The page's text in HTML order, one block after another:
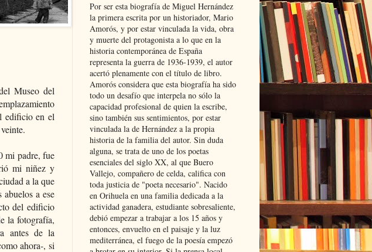
Museo del
edificio en el
mi padre, fue
mi niñez y
a la que
a ese
del edificio
la fotografía,
antes de la
ahora-, si
Por ser esta biografía de Miguel Hernández
la primera escrita por un historiador, Mario
Amorós, y por estar vinculada la vida, obra
y muerte del protagonista a lo que en la
historia contemporánea de España
representa la guerra de 1936-1939, el autor
acertó plenamente con el título de libro.
Amorós considera que esta biografía ha sido
todo un desafío que interpela no sólo la
capacidad profesional de quien la escribe,
sino también sus sentimientos, por estar
vinculada la de Hernández a la propia
historia de la familia del autor. Sin duda
alguna, se trata de uno de los poetas
esenciales del siglo XX, al que Buero
Vallejo, compañero de celda, califica con
toda justicia de "poeta necesario". Nacido
en Orihuela en una familia dedicada a la
actividad ganadera, estudiante sobresaliente,
debió empezar a trabajar a los 15 años y
entonces, envuelto en el paisaje y la luz
mediterránea, el fuego de la poesía empezó